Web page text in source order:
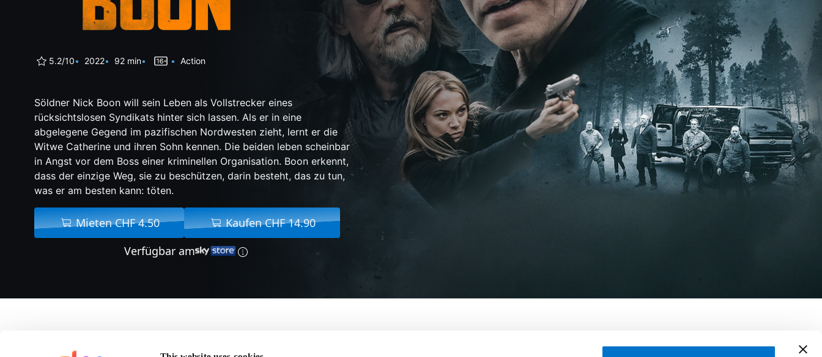
5.2/10 2022 92 min Action
Söldner Nick Boon will sein Leben als Vollstrecker eines
rücksichtslosen Syndikats hinter sich lassen. Als er in eine
abgelegene Gegend im pazifischen Nordwesten zieht, lernt er die
Witwe Catherine und ihren Sohn kennen. Die beiden leben scheinbar
in Angst vor dem Boss einer kriminellen Organisation. Boon erkennt,
dass der einzige Weg, sie zu beschützen, darin besteht, das zu tun,
was er am besten kann: töten.
Mieten CHF 4.50
Kaufen CHF 14.90
Verfügbar am